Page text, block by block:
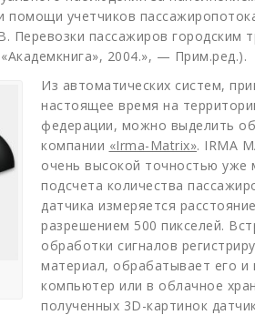
помощи учетчиков
Перевозки пассажиров городским
2004.», — Прим.ред.).
Из автоматических систем,
настоящее время на
федерации, можно выделить
компании «Irma-Matrix». IRMA
очень высокой точностью уже
подсчета количества
датчика измеряется
разрешением 500 пикселей.
обработки сигналов
материал, обрабатывает его и
компьютер или в облачное
полученных 3D-картинок